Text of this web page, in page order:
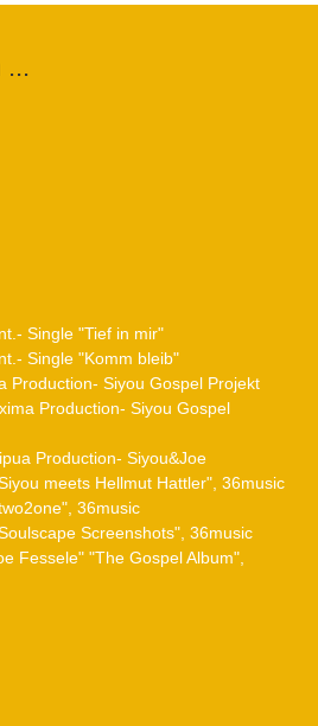
...
Single "Tief in mir"
Single "Komm bleib"
Production- Siyou Gospel Projekt
Production- Siyou Gospel
Production- Siyou&Joe
meets Hellmut Hattler", 36music
36music
Screenshots", 36music
Fessele" "The Gospel Album",